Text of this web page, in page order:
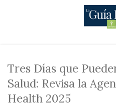
Tres Días que
Salud: Revisa la
Health 2025